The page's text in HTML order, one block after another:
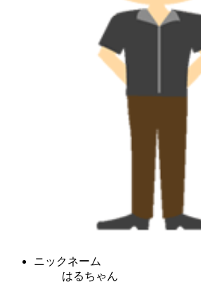
ニックネーム
はるちゃん